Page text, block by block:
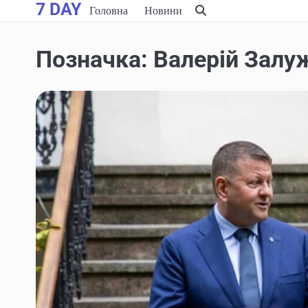
to
7 DAY Головна Новини
Позначка: Валерій